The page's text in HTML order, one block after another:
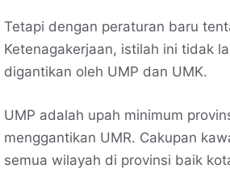
Tetapi dengan peraturan baru
Ketenagakerjaan, istilah ini tidak
digantikan oleh UMP dan UMK.
UMP adalah upah minimum
menggantikan UMR. Cakupan
semua wilayah di provinsi baik